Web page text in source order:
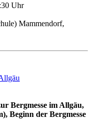
Uhr
Mammendorf,
Bergmesse im Allgäu,
Beginn der Bergmesse